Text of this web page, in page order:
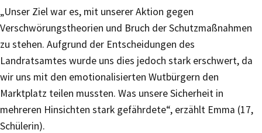
„Unser Ziel war es, mit unserer Aktion gegen
Verschwörungstheorien und Bruch der Schutzmaßnahmen
zu stehen. Aufgrund der Entscheidungen des
Landratsamtes wurde uns dies jedoch stark erschwert, da
wir uns mit den emotionalisierten Wutbürgern den
Marktplatz teilen mussten. Was unsere Sicherheit in
mehreren Hinsichten stark gefährdete“, erzählt Emma (17,
Schülerin).